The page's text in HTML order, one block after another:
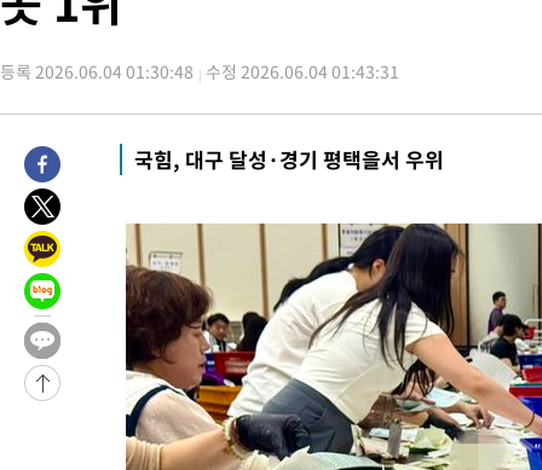
9시간 전 >'최고 37도' 폭염 지속…강원동해안 최대 150㎜ 비
-20734초 전 >이란 "호르무즈 재개방 합의 근접…美 배상 선행돼야"
-11781초 전 >[속보]與최고위원 제주·인천 순회경선…박선원·최민희·서미
한민수·김용 순
-11734초 전 >
[속보]김민석, 與 전대 당원투표 누적 득표율 45.42%로 1위…
청래 44.56%
-11016초 전 >
42.08%·宋 10.17%
-10550초 전 >
이강인 "아틀레티코 이적 기뻐…등번호 7번 의미보단 팀 위해
것"
-10485초 전 >
[속보]與 당대표 경선, 제주·인천 권리당원 투표 김민석 승리
-4259초 전 >
낮 최고 35도 '무더위'…동해안 시간당 30㎜ '강한 비'[내일날
-3529초 전 >
[속보]이강인 "감독님이 원하는 마음 느꼈고, 많은 트로피 원해
레티코 이적"
-3311초 전 >
수도권 40도 육박 '펄펄'…동해안 일부 지역엔 호의주의보
-2280초 전 >
온열질환 사망자 3명 늘어…누적 환자 3000명 돌파
강릉에 시간당 81.4㎜ 물폭탄…도로 잠기고 담벼락 붕괴
백운산서 80년근 천종산삼 9뿌리 발견…감정가 1.3억원
등록 2026.06.04 01:30:48 수정 2026.06.04 01:43:31
국힘, 대구 달성·경기 평택을서 우위